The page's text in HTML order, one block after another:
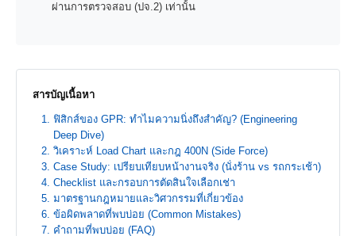
ผ่านการตรวจสอบ (ปจ.2) เท่านั้น
สารบัญเนื้อหา
ฟิสิกส์ของ GPR: ทำไมความนิ่งถึงสำคัญ? (Engineering
Deep Dive)
วิเคราะห์ Load Chart และกฎ 400N (Side Force)
Case Study: เปรียบเทียบหน้างานจริง (นั่งร้าน vs รถกระเช้า)
Checklist และกรอบการตัดสินใจเลือกเช่า
มาตรฐานกฎหมายและวิศวกรรมที่เกี่ยวข้อง
ข้อผิดพลาดที่พบบ่อย (Common Mistakes)
คำถามที่พบบ่อย (FAQ)